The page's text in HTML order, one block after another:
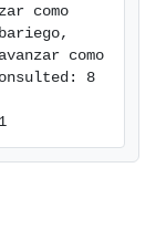
parte
Esta obra
y la valoración
y
como
como
8